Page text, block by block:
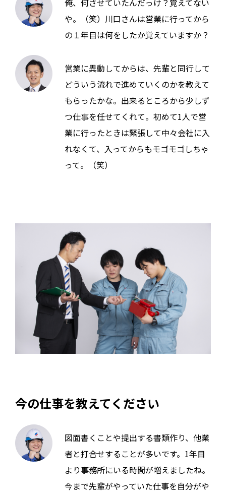
や。（笑）川口さんは営業に行ってから
の１年目は何をしたか覚えていますか？
営業に異動してからは、先輩と同行して
どういう流れで進めていくのかを教えて
もらったかな。出来るところから少しず
つ仕事を任せてくれて。初めて1人で営
業に行ったときは緊張して中々会社に入
れなくて、入ってからもモゴモゴしちゃ
って。（笑）
今の仕事を教えてください
図面書くことや提出する書類作り、他業
者と打合せすることが多いです。1年目
より事務所にいる時間が増えましたね。
今まで先輩がやっていた仕事を自分がや